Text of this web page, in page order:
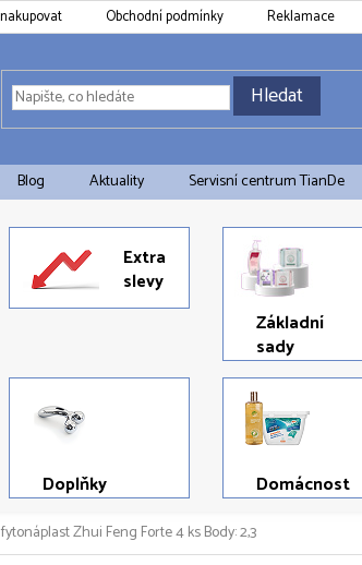
Obchodní podmínky Reklamace
Hledat
Blog Aktuality Servisní centrum TianDe
Extra
slevy
Základní
sady
Doplňky Domácnost
Zhui Feng Forte 4 ksBody: 2,3